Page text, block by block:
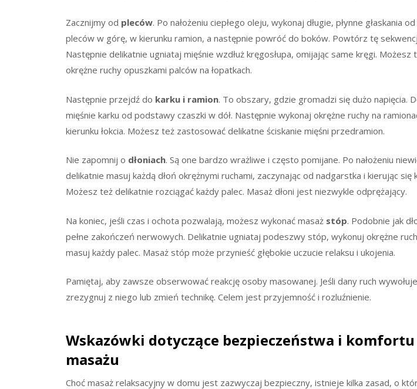
Zacznijmy od pleców. Po nałożeniu ciepłego oleju, wykonaj długie, płynne głaskania
pleców w górę, w kierunku ramion, a następnie powróć do boków. Powtórz tę
Następnie delikatnie ugniataj mięśnie wzdłuż kręgosłupa, omijając same kręgi. Możesz
okrężne ruchy opuszkami palców na łopatkach.
Następnie przejdź do karku i ramion. To obszary, gdzie gromadzi się dużo napięcia.
mięśnie karku od podstawy czaszki w dół. Następnie wykonaj okrężne ruchy na
kierunku łokcia. Możesz też zastosować delikatne ściskanie mięśni przedramion.
Nie zapomnij o dłoniach. Są one bardzo wrażliwe i często pomijane. Po nałożeniu
delikatnie masuj każdą dłoń okrężnymi ruchami, zaczynając od nadgarstka i kierując się
Możesz też delikatnie rozciągać każdy palec. Masaż dłoni jest niezwykle odprężający.
Na koniec, jeśli czas i ochota pozwalają, możesz wykonać masaż stóp. Podobnie jak
pełne zakończeń nerwowych. Delikatnie ugniataj podeszwy stóp, wykonuj okrężne
masuj każdy palec. Masaż stóp może przynieść głębokie uczucie relaksu i ukojenia.
Pamiętaj, aby zawsze obserwować reakcję osoby masowanej. Jeśli dany ruch
zrezygnuj z niego lub zmień technikę. Celem jest przyjemność i rozluźnienie.
Wskazówki dotyczące bezpieczeństwa i komfortu
masażu
Choć masaż relaksacyjny w domu jest zazwyczaj bezpieczny, istnieje kilka zasad, o